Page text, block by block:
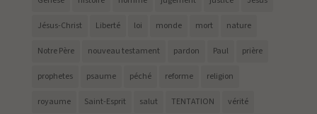
Jésus-Christ Liberté loi monde mort nature
Notre Père nouveau testament pardon Paul prière
prophetes psaume péché reforme religion
royaume Saint-Esprit salut TENTATION vérité